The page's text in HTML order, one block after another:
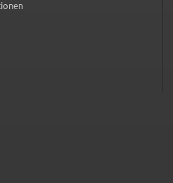
Tab)
Tab)Matomo